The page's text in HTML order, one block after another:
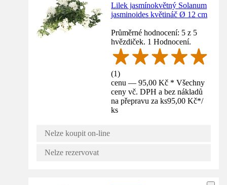
Lilek jasmínokvětný Solanum
jasminoides květináč Ø 12 cm
Průměrné hodnocení: 5 z 5
hvězdiček. 1 Hodnocení.
(1)
cenu — 95,00 Kč * Všechny
ceny vč. DPH a bez nákladů
na přepravu za ks95,00 Kč*/
ks
Nelze koupit on-line
Nelze rezervovat